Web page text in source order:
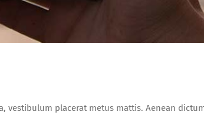
placerat metus mattis. Aenean